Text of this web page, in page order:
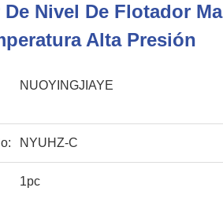
Nivel De Flotador
Alta Presión
NUOYINGJIAYE
NYUHZ-C
1pc